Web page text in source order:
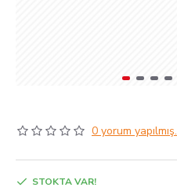
0 yorum yapılmış.
STOKTA VAR!